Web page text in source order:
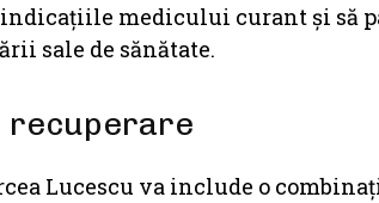
indicațiile medicului curant și să
sale de sănătate.
recuperare
Lucescu va include o